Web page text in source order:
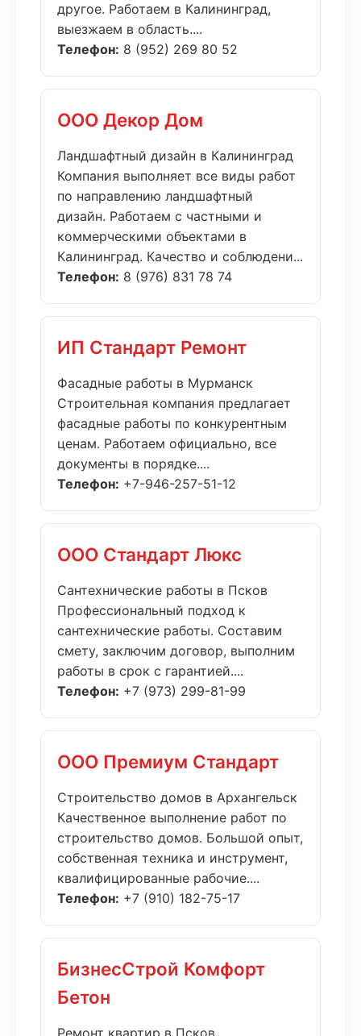
другое. Работаем в Калининград,
выезжаем в область....
Телефон: 8 (952) 269 80 52
ООО Декор Дом
Ландшафтный дизайн в Калининград
Компания выполняет все виды работ
по направлению ландшафтный
дизайн. Работаем с частными и
коммерческими объектами в
Калининград. Качество и соблюдени...
Телефон: 8 (976) 831 78 74
ИП Стандарт Ремонт
Фасадные работы в Мурманск
Строительная компания предлагает
фасадные работы по конкурентным
ценам. Работаем официально, все
документы в порядке....
Телефон: +7-946-257-51-12
ООО Стандарт Люкс
Сантехнические работы в Псков
Профессиональный подход к
сантехнические работы. Составим
смету, заключим договор, выполним
работы в срок с гарантией....
Телефон: +7 (973) 299-81-99
ООО Премиум Стандарт
Строительство домов в Архангельск
Качественное выполнение работ по
строительство домов. Большой опыт,
собственная техника и инструмент,
квалифицированные рабочие....
Телефон: +7 (910) 182-75-17
БизнесСтрой Комфорт
Бетон
Ремонт квартир в Псков